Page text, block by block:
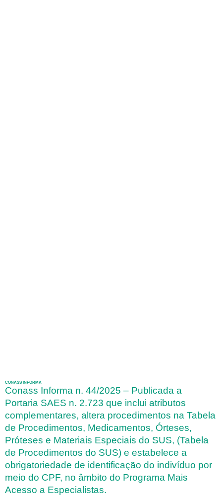
CONASS INFORMA
Conass Informa n. 44/2025 – Publicada a
Portaria SAES n. 2.723 que inclui atributos
complementares, altera procedimentos na Tabela
de Procedimentos, Medicamentos, Órteses,
Próteses e Materiais Especiais do SUS, (Tabela
de Procedimentos do SUS) e estabelece a
obrigatoriedade de identificação do indivíduo por
meio do CPF, no âmbito do Programa Mais
Acesso a Especialistas.